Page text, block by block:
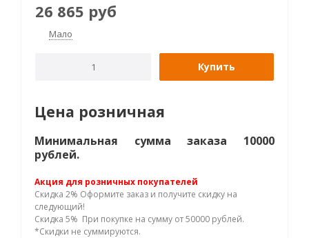
26 865 руб
Мало
Купить
Цена розничная
Минимальная сумма заказа 10000
рублей.
Акция для розничных покупателей
Скидка 2% Оформите заказ и получите скидку на
следующий!
Скидка 5% При покупке на сумму от 50000 рублей.
*Скидки не суммируются.